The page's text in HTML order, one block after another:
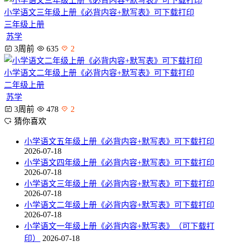
小学语文三年级上册《必背内容+默写表》可下载打印
三年级上册
苏学
3周前
635 2
小学语文二年级上册《必背内容+默写表》可下载打印
二年级上册
苏学
3周前
478
2
猜你喜欢
小学语文五年级上册《必背内容+默写表》可下载打印
2026-07-18
小学语文四年级上册《必背内容+默写表》可下载打印
2026-07-18
小学语文三年级上册《必背内容+默写表》可下载打印
2026-07-18
小学语文二年级上册《必背内容+默写表》可下载打印
2026-07-18
小学语文一年级上册《必背内容+默写表》（可下载打
印）
2026-07-18